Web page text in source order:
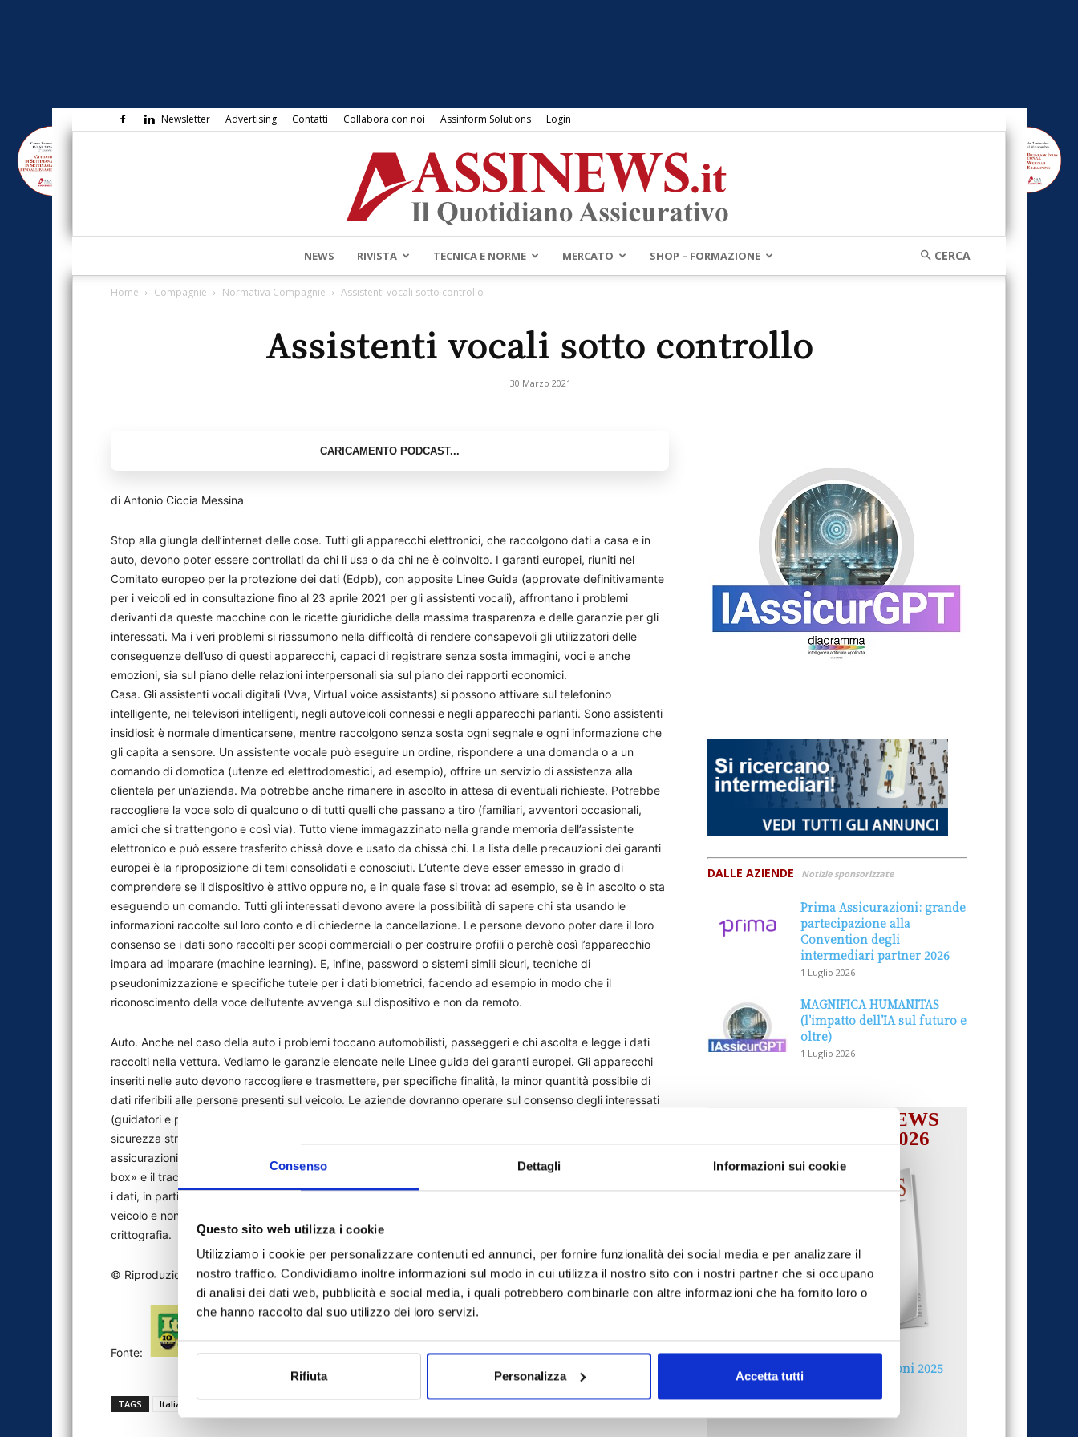
Consenso Dettagli Informazioni sui cookie
Questo sito web utilizza i cookie
Utilizziamo i cookie per personalizzare contenuti ed annunci, per fornire funzionalità dei social media e per analizzare il
nostro traffico. Condividiamo inoltre informazioni sul modo in cui utilizza il nostro sito con i nostri partner che si occupano
di analisi dei dati web, pubblicità e social media, i quali potrebbero combinarle con altre informazioni che ha fornito loro o
che hanno raccolto dal suo utilizzo dei loro servizi.
Rifiuta Personalizza Accetta tutti
Newsletter Advertising Contatti Collabora con noi Assinform Solutions Login
Assinews.it
NEWS RIVISTA TECNICA E NORME MERCATO SHOP – FORMAZIONE
Home Compagnie Normativa Compagnie Assistenti vocali sotto controllo
Assistenti vocali sotto controllo
30 Marzo 2021
di Antonio Ciccia Messina
Stop alla giungla dell’internet delle cose. Tutti gli apparecchi elettronici, che raccolgono dati a casa e in
auto, devono poter essere controllati da chi li usa o da chi ne è coinvolto. I garanti europei, riuniti nel
Comitato europeo per la protezione dei dati (Edpb), con apposite Linee Guida (approvate definitivamente
per i veicoli ed in consultazione fino al 23 aprile 2021 per gli assistenti vocali), affrontano i problemi
derivanti da queste macchine con le ricette giuridiche della massima trasparenza e delle garanzie per gli
interessati. Ma i veri problemi si riassumono nella difficoltà di rendere consapevoli gli utilizzatori delle
conseguenze dell’uso di questi apparecchi, capaci di registrare senza sosta immagini, voci e anche
emozioni, sia sul piano delle relazioni interpersonali sia sul piano dei rapporti economici.
Casa. Gli assistenti vocali digitali (Vva, Virtual voice assistants) si possono attivare sul telefonino
intelligente, nei televisori intelligenti, negli autoveicoli connessi e negli apparecchi parlanti. Sono assistenti
insidiosi: è normale dimenticarsene, mentre raccolgono senza sosta ogni segnale e ogni informazione che
gli capita a sensore. Un assistente vocale può eseguire un ordine, rispondere a una domanda o a un
comando di domotica (utenze ed elettrodomestici, ad esempio), offrire un servizio di assistenza alla
clientela per un’azienda. Ma potrebbe anche rimanere in ascolto in attesa di eventuali richieste. Potrebbe
raccogliere la voce solo di qualcuno o di tutti quelli che passano a tiro (familiari, avventori occasionali,
amici che si trattengono e così via). Tutto viene immagazzinato nella grande memoria dell’assistente
elettronico e può essere trasferito chissà dove e usato da chissà chi. La lista delle precauzioni dei garanti
europei è la riproposizione di temi consolidati e conosciuti. L’utente deve esser emesso in grado di
comprendere se il dispositivo è attivo oppure no, e in quale fase si trova: ad esempio, se è in ascolto o sta
eseguendo un comando. Tutti gli interessati devono avere la possibilità di sapere chi sta usando le
informazioni raccolte sul loro conto e di chiederne la cancellazione. Le persone devono poter dare il loro
consenso se i dati sono raccolti per scopi commerciali o per costruire profili o perchè così l’apparecchio
impara ad imparare (machine learning). E, infine, password o sistemi simili sicuri, tecniche di
pseudonimizzazione e specifiche tutele per i dati biometrici, facendo ad esempio in modo che il
riconoscimento della voce dell’utente avvenga sul dispositivo e non da remoto.
Auto. Anche nel caso della auto i problemi toccano automobilisti, passeggeri e chi ascolta e legge i dati
raccolti nella vettura. Vediamo le garanzie elencate nelle Linee guida dei garanti europei. Gli apparecchi
inseriti nelle auto devono raccogliere e trasmettere, per specifiche finalità, la minor quantità possibile di
dati riferibili alle persone presenti sul veicolo. Le aziende dovranno operare sul consenso degli interessati
(guidatori e passeggeri) oppure sul principio di necessità, ad esempio per l’assistenza alla guida e la
sicurezza stradale, o per servizi assicurativi di tipo «pay-as-you-drive». Inoltre, per questo tipo di
assicurazioni, dovrà essere fornita agli automobilisti un’alternativa che non richieda l’installazione di «black
box» e il tracciamento di mobilità. Nelle auto deve essere facile disattivare i servizi. Quando possibile, tutti
i dati, in particolare quelli di geolocalizzazione, dovranno essere elaborati direttamente all’interno del
veicolo e non trasmessi sul cloud. E ancora una volta: pseudonimizzazione o anonimizzazione dei dati e
crittografia.
© Riproduzione riservata
Fonte:
TAGS Italia Oggi Virtual voice assistants
DALLE AZIENDE Notizie sponsorizzate
Prima Assicurazioni: grande
partecipazione alla
Convention degli
intermediari partner 2026
1 Luglio 2026
MAGNIFICA HUMANITAS
(l’impatto dell’IA sul futuro e
oltre)
1 Luglio 2026
IL MENSILE ASSINEWS
LUGLIO-AGOSTO 2026
Reclami e sanzioni 2025